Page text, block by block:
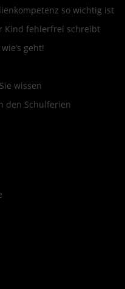
so wichtig ist
Kind fehlerfrei schreibt
geht!
wissen
den Schulferien